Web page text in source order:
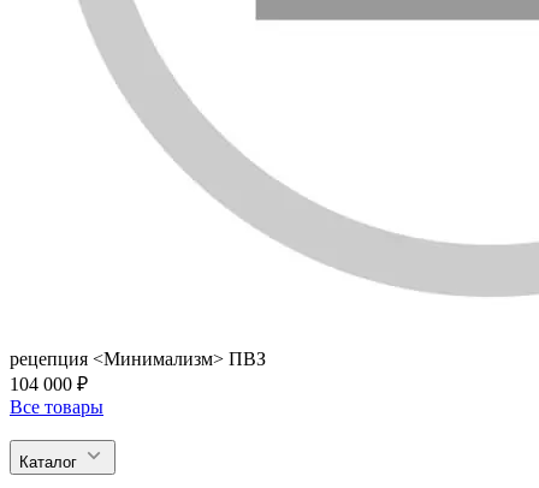
рецепция <Минимализм> ПВЗ
104 000 ₽
Все товары
Каталог